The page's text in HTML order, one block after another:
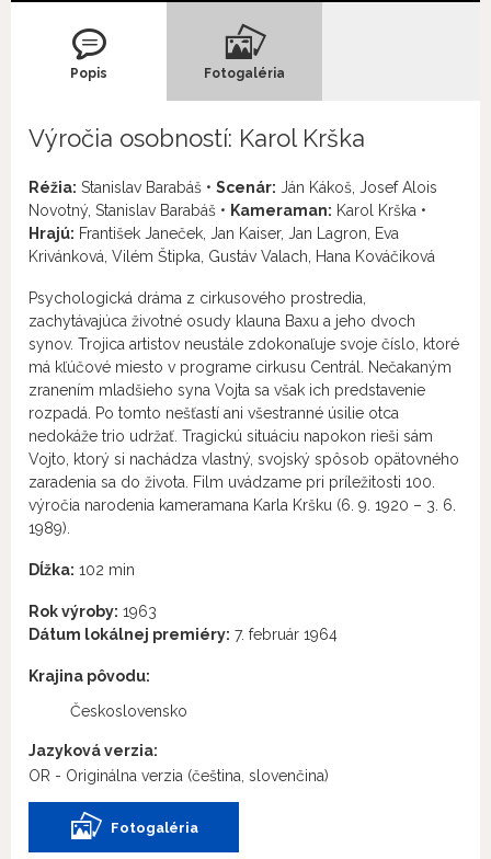
Popis Fotogaléria
Výročia osobností: Karol Krška
Réžia: Stanislav Barabáš • Scenár: Ján Kákoš, Josef Alois
Novotný, Stanislav Barabáš • Kameraman: Karol Krška •
Hrajú: František Janeček, Jan Kaiser, Jan Lagron, Eva
Krivánková, Vilém Štipka, Gustáv Valach, Hana Kováčiková
Psychologická dráma z cirkusového prostredia,
zachytávajúca životné osudy klauna Baxu a jeho dvoch
synov. Trojica artistov neustále zdokonaľuje svoje číslo, ktoré
má kľúčové miesto v programe cirkusu Centrál. Nečakaným
zranením mladšieho syna Vojta sa však ich predstavenie
rozpadá. Po tomto nešťastí ani všestranné úsilie otca
nedokáže trio udržať. Tragickú situáciu napokon rieši sám
Vojto, ktorý si nachádza vlastný, svojský spôsob opätovného
zaradenia sa do života. Film uvádzame pri príležitosti 100.
výročia narodenia kameramana Karla Kršku (6. 9. 1920 – 3. 6.
1989).
Dĺžka: 102 min
Rok výroby: 1963
Dátum lokálnej premiéry: 7. február 1964
Krajina pôvodu:
Československo
Jazyková verzia:
OR - Originálna verzia (čeština, slovenčina)
Fotogaléria